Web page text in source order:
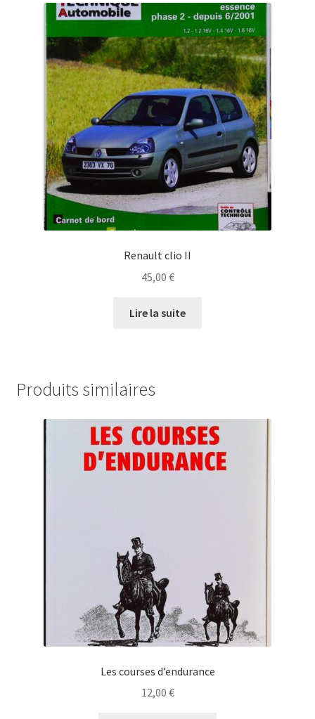
Renault clio II
45,00 €
Lire la suite
Produits similaires
Les courses d’endurance
12,00 €